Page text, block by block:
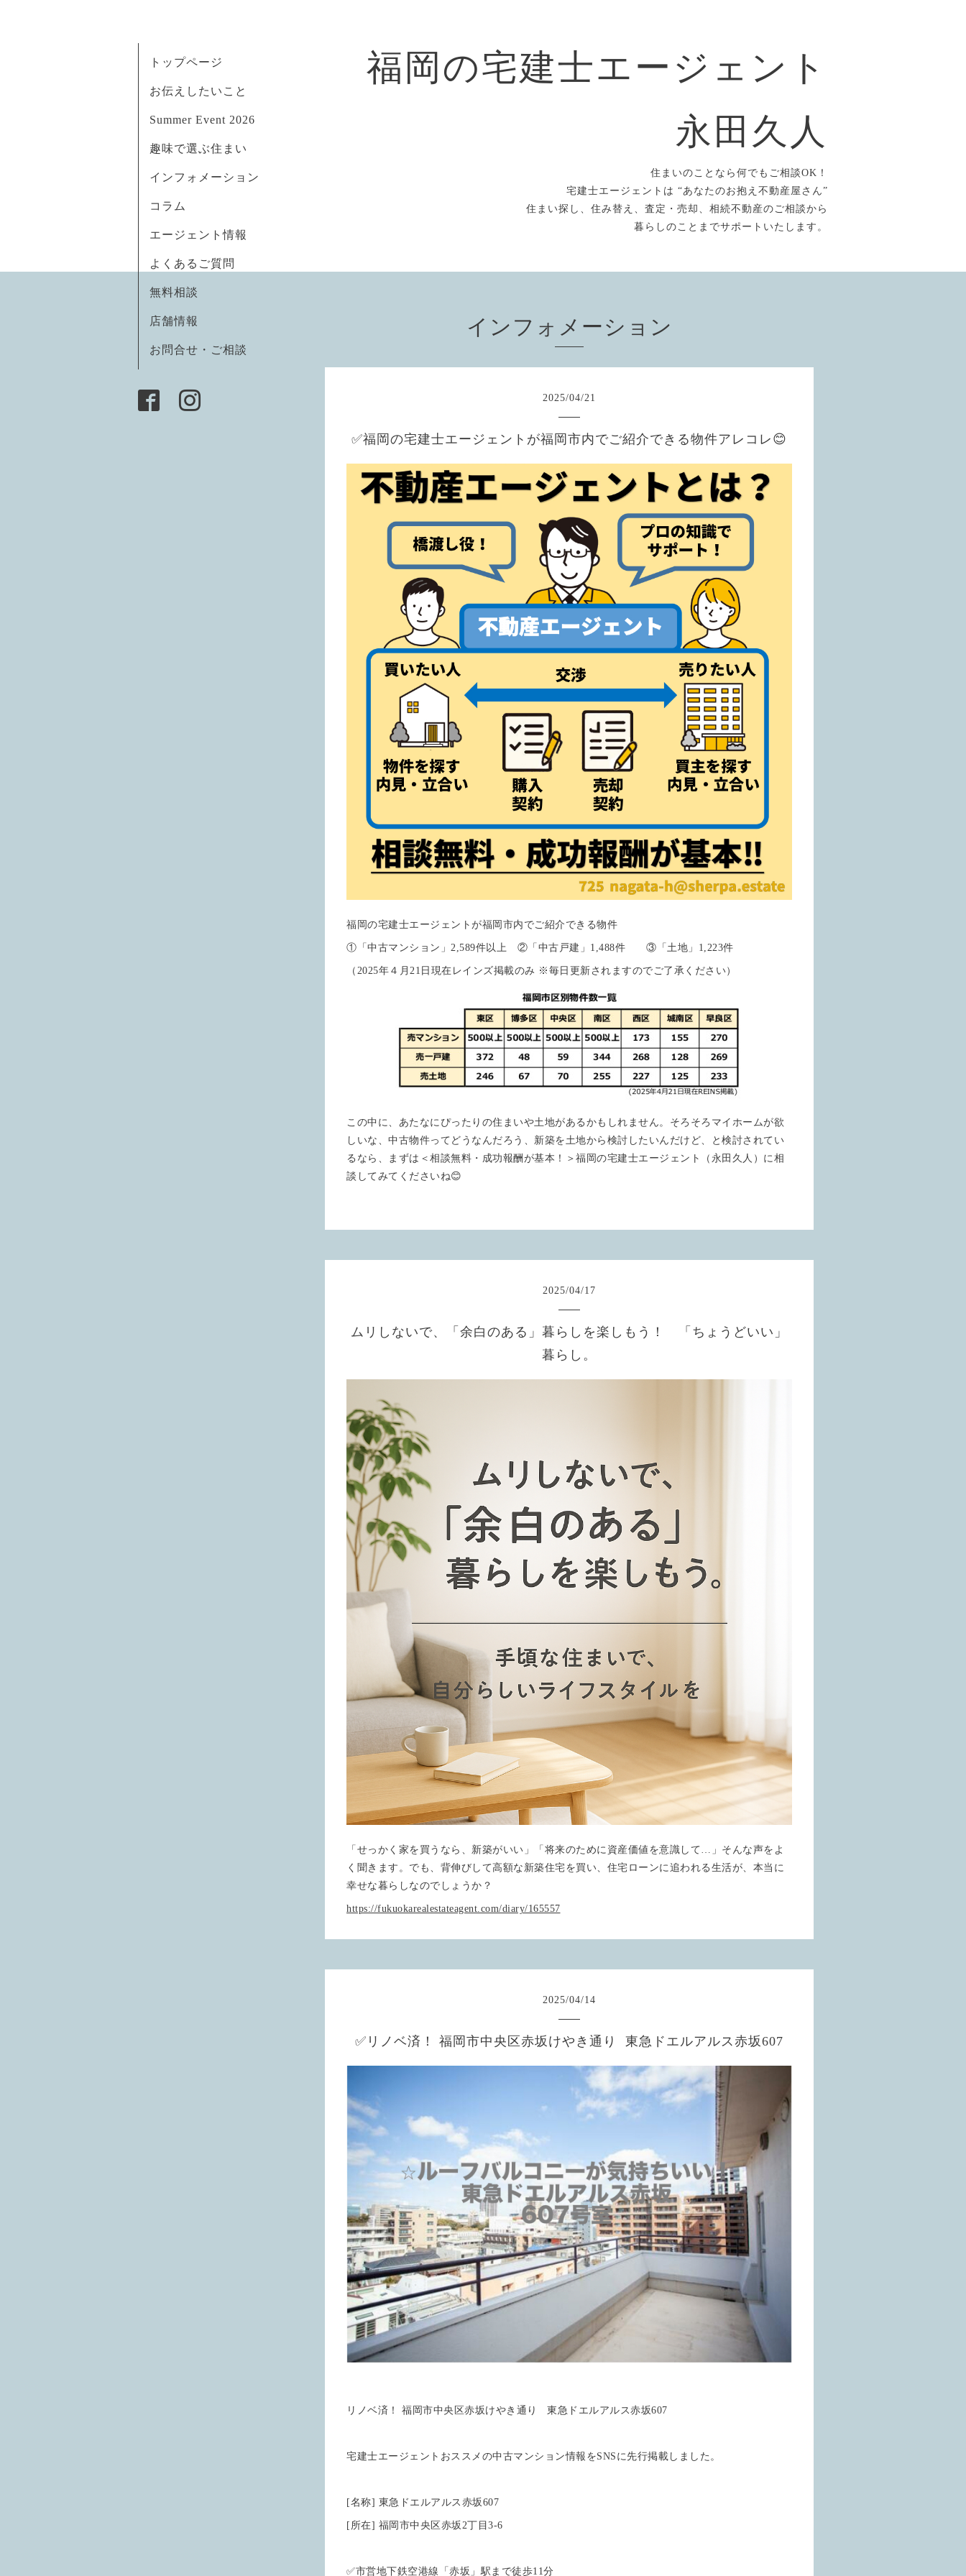
福岡の宅建士エージェント
永田久人
住まいのことなら何でもご相談OK！
宅建士エージェントは “あなたのお抱え不動産屋さん”
住まい探し、住み替え、査定・売却、相続不動産のご相談から
暮らしのことまでサポートいたします。
トップページ
お伝えしたいこと
Summer Event 2026
趣味で選ぶ住まい
インフォメーション
コラム
エージェント情報
よくあるご質問
無料相談
店舗情報
お問合せ・ご相談
インフォメーション
2025/04/21
✅福岡の宅建士エージェントが福岡市内でご紹介できる物件アレコレ😊
福岡の宅建士エージェントが福岡市内でご紹介できる物件
①「中古マンション」2,589件以上 ②「中古戸建」1,488件 ③「土地」1,223件
（2025年４月21日現在レインズ掲載のみ ※毎日更新されますのでご了承ください）
この中に、あたなにぴったりの住まいや土地があるかもしれません。そろそろマイホームが欲
しいな、中古物件ってどうなんだろう、新築を土地から検討したいんだけど、と検討されてい
るなら、まずは＜相談無料・成功報酬が基本！＞福岡の宅建士エージェント（永田久人）に相
談してみてくださいね😊
2025/04/17
ムリしないで、「余白のある」暮らしを楽しもう！ 「ちょうどいい」
暮らし。
「せっかく家を買うなら、新築がいい」「将来のために資産価値を意識して…」そんな声をよ
く聞きます。でも、背伸びして高額な新築住宅を買い、住宅ローンに追われる生活が、本当に
幸せな暮らしなのでしょうか？
https://fukuokarealestateagent.com/diary/165557
2025/04/14
✅リノベ済！ 福岡市中央区赤坂けやき通り 東急ドエルアルス赤坂607
リノベ済！ 福岡市中央区赤坂けやき通り 東急ドエルアルス赤坂607
宅建士エージェントおススメの中古マンション情報をSNSに先行掲載しました。
[名称] 東急ドエルアルス赤坂607
[所在] 福岡市中央区赤坂2丁目3-6
✅市営地下鉄空港線「赤坂」駅まで徒歩11分